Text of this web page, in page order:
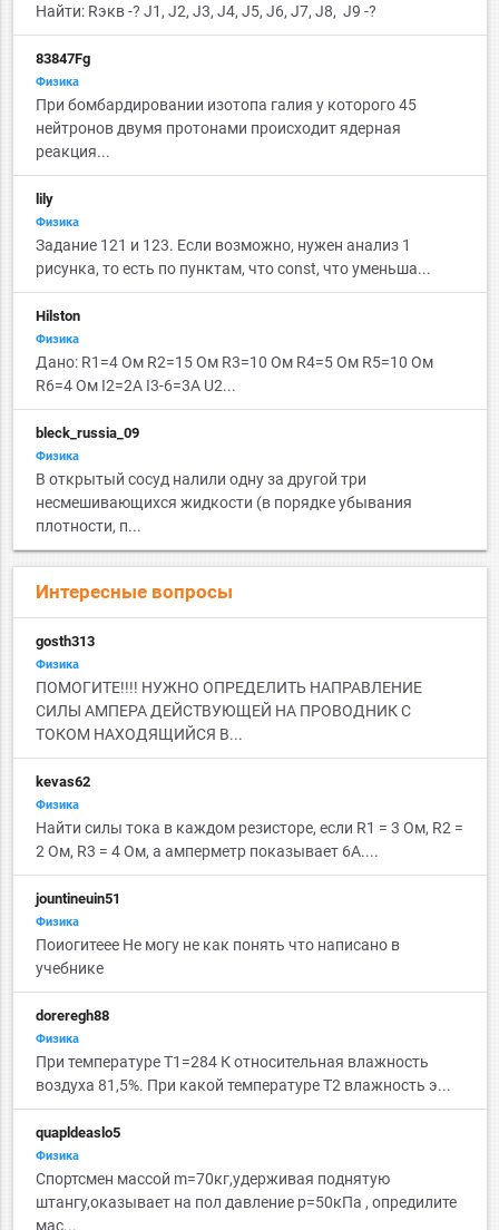
Найти: Rэкв -? J1, J2, J3, J4, J5, J6, J7, J8, J9 -?
83847Fg
Физика
При бомбардировании изотопа галия у которого 45
нейтронов двумя протонами происходит ядерная
реакция...
lily
Физика
Задание 121 и 123. Если возможно, нужен анализ 1
рисунка, то есть по пунктам, что const, что уменьша...
Hilston
Физика
Дано: R1=4 Ом R2=15 Ом R3=10 Ом R4=5 Ом R5=10 Ом
R6=4 Ом I2=2А I3-6=3А U2...
bleck_russia_09
Физика
В открытый сосуд налили одну за другой три
несмешивающихся жидкости (в порядке убывания
плотности, п...
Интересные вопросы
gosth313
Физика
ПОМОГИТЕ!!!! НУЖНО ОПРЕДЕЛИТЬ НАПРАВЛЕНИЕ
СИЛЫ АМПЕРА ДЕЙСТВУЮЩЕЙ НА ПРОВОДНИК С
ТОКОМ НАХОДЯЩИЙСЯ В...
kevas62
Физика
Найти силы тока в каждом резисторе, если R1 = 3 Oм, R2 =
2 Ом, R3 = 4 Ом, а амперметр показывает 6А....
jountineuin51
Физика
Поиогитеее Не могу не как понять что написано в
учебнике
doreregh88
Физика
При температуре Т1=284 К относительная влажность
воздуха 81,5%. При какой температуре Т2 влажность э...
quapldeaslo5
Физика
Спортсмен массой m=70кг,удерживая поднятую
штангу,оказывает на пол давление p=50кПа , опредилите
мас...